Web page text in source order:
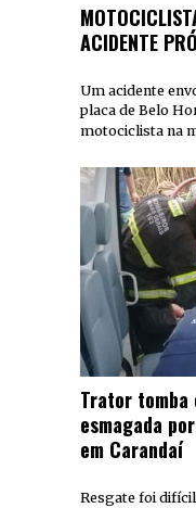
ACIDENTE
Um acidente
placa de Belo
motociclista na
Trator tomba
esmagada
em Carandaí
Resgate foi